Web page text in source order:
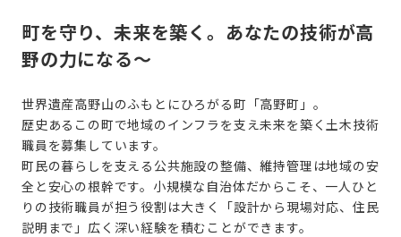
町を守り、未来を築く。あなたの技術が高
野の力になる～
世界遺産高野山のふもとにひろがる町「高野町」。
歴史あるこの町で地域のインフラを支え未来を築く土木技術
職員を募集しています。
町民の暮らしを支える公共施設の整備、維持管理は地域の安
全と安心の根幹です。小規模な自治体だからこそ、一人ひと
りの技術職員が担う役割は大きく「設計から現場対応、住民
説明まで」広く深い経験を積むことができます。